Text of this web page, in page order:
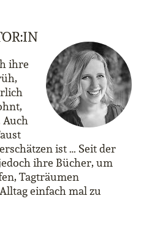
ihre
ist … Seit der
ihre Bücher, um
Tagträumen
einfach mal zu